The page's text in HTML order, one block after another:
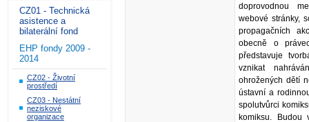
CZ01 - Technická
asistence a
bilaterální fond
EHP fondy 2009 -
2014
CZ02 - Životní
prostředí
CZ03 - Nestátní
neziskové
organizace
doprovodnou
webové stránky,
propagačních
obecně o
představuje
vznikat
ohrožených dětí
ústavní a
spolutvůrci
komiksu.